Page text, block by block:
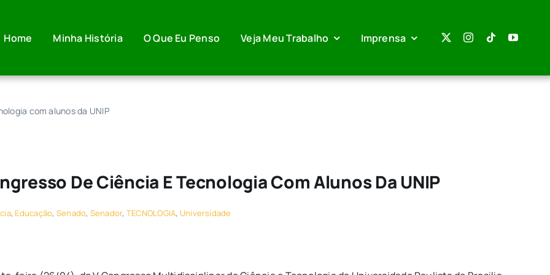
Home Minha História O Que Eu Penso Veja Meu Trabalho Imprensa
com alunos da UNIP
De Ciência E Tecnologia Com Alunos Da UNIP
, Educação, Senado, Senador, TECNOLOGIA, Universidade